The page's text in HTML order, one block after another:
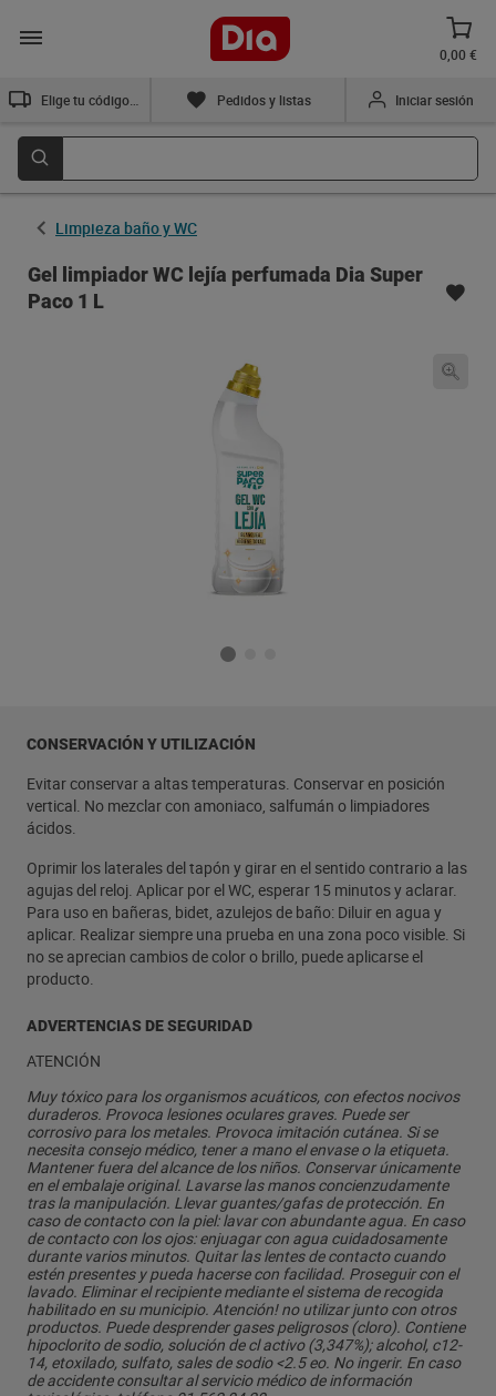
0,00 €
Pedidos y listas Iniciar sesión
Limpieza baño y WC
Gel limpiador WC lejía perfumada Dia Super
Paco 1 L
CONSERVACIÓN Y UTILIZACIÓN
Evitar conservar a altas temperaturas. Conservar en posición
vertical. No mezclar con amoniaco, salfumán o limpiadores
ácidos.
Oprimir los laterales del tapón y girar en el sentido contrario a las
agujas del reloj. Aplicar por el WC, esperar 15 minutos y aclarar.
Para uso en bañeras, bidet, azulejos de baño: Diluir en agua y
aplicar. Realizar siempre una prueba en una zona poco visible. Si
no se aprecian cambios de color o brillo, puede aplicarse el
producto.
ADVERTENCIAS DE SEGURIDAD
ATENCIÓN
Muy tóxico para los organismos acuáticos, con efectos nocivos
duraderos. Provoca lesiones oculares graves. Puede ser
corrosivo para los metales. Provoca imitación cutánea. Si se
necesita consejo médico, tener a mano el envase o la etiqueta.
Mantener fuera del alcance de los niños. Conservar únicamente
en el embalaje original. Lavarse las manos concienzudamente
tras la manipulación. Llevar guantes/gafas de protección. En
caso de contacto con la piel: lavar con abundante agua. En caso
de contacto con los ojos: enjuagar con agua cuidadosamente
durante varios minutos. Quitar las lentes de contacto cuando
estén presentes y pueda hacerse con facilidad. Proseguir con el
lavado. Eliminar el recipiente mediante el sistema de recogida
habilitado en su municipio. Atención! no utilizar junto con otros
productos. Puede desprender gases peligrosos (cloro). Contiene
hipoclorito de sodio, solución de cl activo (3,347%); alcohol, c12-
14, etoxilado, sulfato, sales de sodio <2.5 eo. No ingerir. En caso
de accidente consultar al servicio médico de información